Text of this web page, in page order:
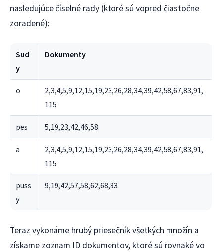
nasledujúce číselné rady (ktoré sú vopred čiastočne
zoradené):
Sud
y
Dokumenty
o
2,3,4,5,9,12,15,19,23,26,28,34,39,42,58,67,83,91,
115
pes 5,19,23,42,46,58
a
2,3,4,5,9,12,15,19,23,26,28,34,39,42,58,67,83,91,
115
puss
y
9,19,42,57,58,62,68,83
Teraz vykonáme hrubý priesečník všetkých množín a
získame zoznam ID dokumentov, ktoré sú rovnaké vo